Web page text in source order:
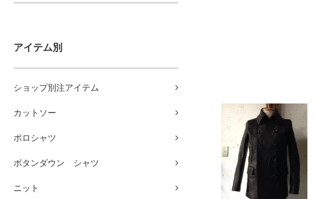
アイテム別
ショップ別注アイテム
カットソー
ポロシャツ
ボタンダウン シャツ
ニット